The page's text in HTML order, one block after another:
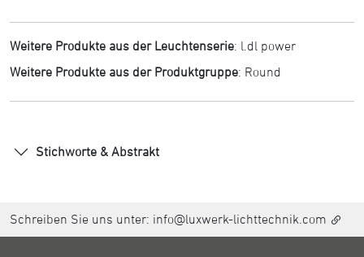
Weitere Produkte aus der Leuchtenserie: l.dl power
Weitere Produkte aus der Produktgruppe: Round
Stichworte & Abstrakt
Schreiben Sie uns unter: info@luxwerk-lichttechnik.com